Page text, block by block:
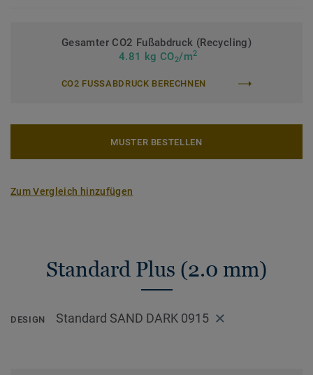
Gesamter CO2 Fußabdruck (Recycling)
4.81 kg CO2/m2
CO2 FUSSABDRUCK BERECHNEN
MUSTER BESTELLEN
Zum Vergleich hinzufügen
Standard Plus (2.0 mm)
DESIGN Standard SAND DARK 0915